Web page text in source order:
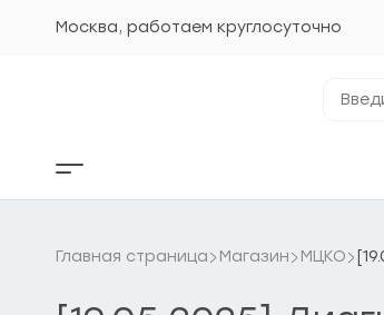
Москва, работаем круглосуточно
Кнопка
бокового
Главная страница Магазин МЦКО